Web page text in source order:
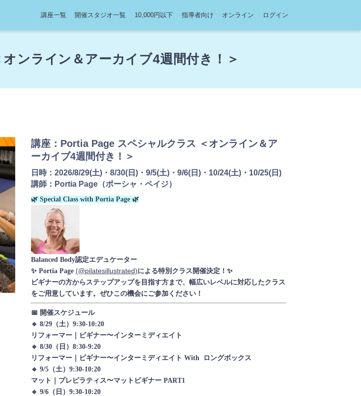
講座一覧 開催スタジオ一覧 10,000円以下 指導者向け オンライン ログイン
ンライン＆アーカイブ4週間付き！＞
講座：Portia Page スペシャルクラス ＜オンライン＆ア
ーカイブ4週間付き！＞
日時： 2026/8/29(土)・8/30(日)・9/5(土)・9/6(日)・10/24(土)・10/25(日)
講師： Portia Page（ポーシャ・ペイジ）
🌿 Special Class with Portia Page 🌿
Balanced Body認定エデュケーター
✨ Portia Page (@pilatesillustrated)による特別クラス開催決定！✨
ビギナーの方からステップアップを目指す方まで、幅広いレベルに対応したクラス
をご用意しています。ぜひこの機会にご参加ください！
📅 開催スケジュール
🔹 8/29（土）9:30-10:20
リフォーマー｜ビギナー〜インターミディエイト
🔹 8/30（日）8:30-9:20
リフォーマー｜ビギナー〜インターミディエイト With ロングボックス
🔹 9/5（土）9:30-10:20
マット｜プレピラティス〜マットビギナー PART1
🔹 9/6（日）9:30-10:20